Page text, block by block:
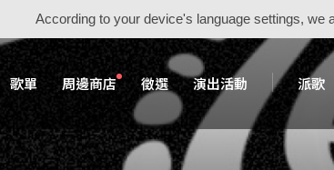
According to your device's language settings, we
歌單 周邊商店 徵選 演出活動 派歌